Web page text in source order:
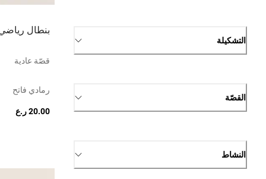
التشكيلة
القصّة
النشاط
بنطال
قصّة عادية
رمادي فاتح
20.00 ر.ع